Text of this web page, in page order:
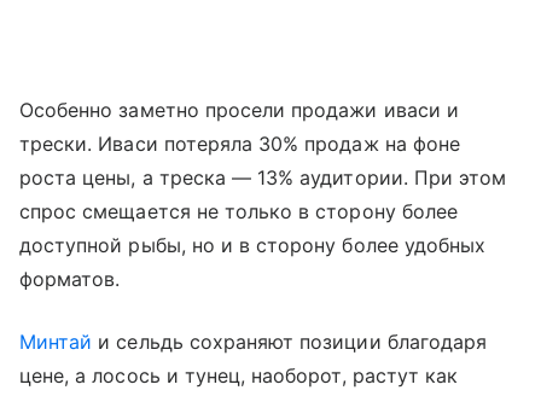
Особенно заметно просели продажи иваси и
трески. Иваси потеряла 30% продаж на фоне
роста цены, а треска — 13% аудитории. При этом
спрос смещается не только в сторону более
доступной рыбы, но и в сторону более удобных
форматов.
Минтай и сельдь сохраняют позиции благодаря
цене, а лосось и тунец, наоборот, растут как